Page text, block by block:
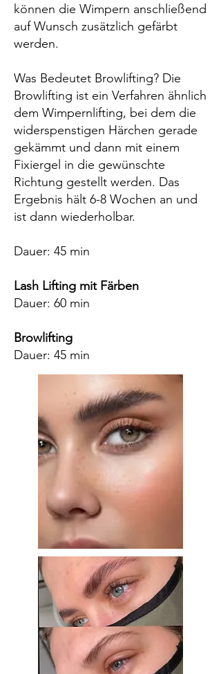
können die Wimpern anschließend
auf Wunsch zusätzlich gefärbt
werden.
Was Bedeutet Browlifting? Die
Browlifting ist ein Verfahren ähnlich
dem Wimpernlifting, bei dem die
widerspenstigen Härchen gerade
gekämmt und dann mit einem
Fixiergel in die gewünschte
Richtung gestellt werden. Das
Ergebnis hält 6-8 Wochen an und
ist dann wiederholbar.
Dauer: 45 min
Lash Lifting mit Färben
Dauer: 60 min
Browlifting
Dauer: 45 min